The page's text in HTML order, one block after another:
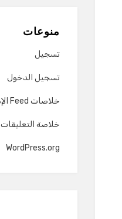
منوعات
تسجيل
تسجيل الدخول
خلاصات Feed الإدخالات
خلاصة التعليقات
WordPress.org